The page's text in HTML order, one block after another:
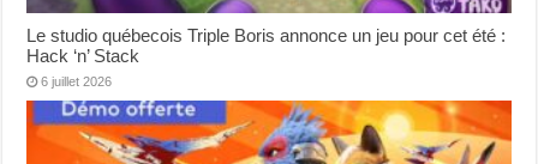
Le studio québecois Triple Boris annonce un jeu pour cet été :
Hack ‘n’ Stack
6 juillet 2026